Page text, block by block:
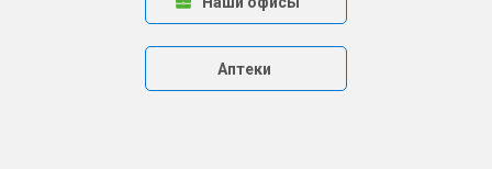
Аптеки